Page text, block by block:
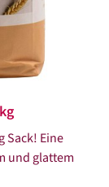
Sack! Eine
und glattem